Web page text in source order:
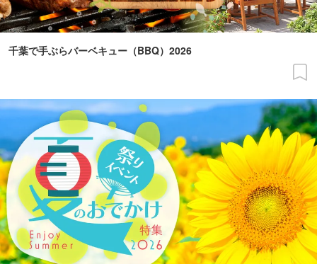
千葉で手ぶらバーベキュー（BBQ）2026